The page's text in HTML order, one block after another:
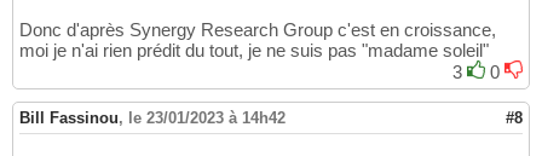
Donc d'après Synergy Research Group c'est en croissance,
moi je n'ai rien prédit du tout, je ne suis pas "madame soleil"
3
0
Bill Fassinou, le 23/01/2023 à 14h42 #8